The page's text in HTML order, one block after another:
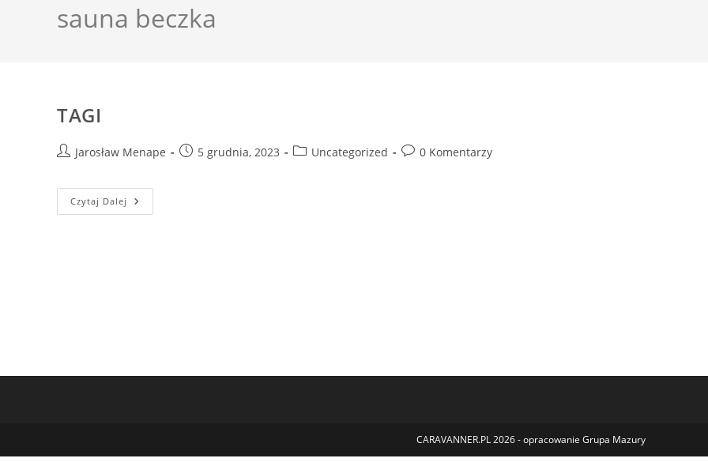
sauna beczka
TAGI
PostJarosław Menape
Post5 grudnia, 2023
PostUncategorized
Post0 Komentarzy
Czytaj Dalej TAGI
CARAVANNER.PL 2026 - opracowanie Grupa Mazury